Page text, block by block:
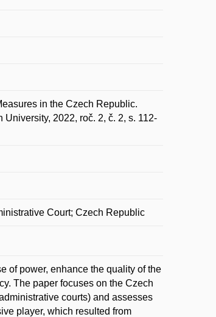
in the Czech Republic.
2022, roč. 2, č. 2, s. 112-
Court; Czech Republic
of power, enhance the quality of the
The paper focuses on the Czech
courts) and assesses
player, which resulted from